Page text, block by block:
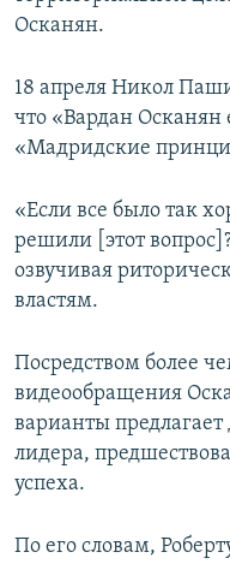
Осканян.
18 апреля Никол
что «Вардан Осканян
«Мадридские
«Если все было так
решили [этот
озвучивая
властям.
Посредством более
видеообращения
варианты
лидера,
успеха.
По его словам,